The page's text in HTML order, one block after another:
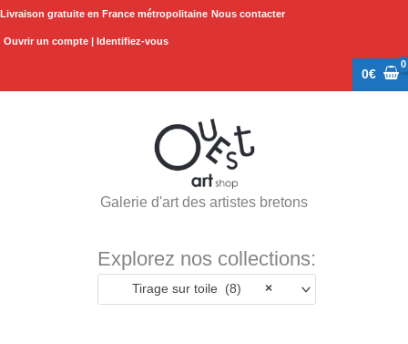
Aller
Livraison gratuite en France métropolitaine Nous contacter
Ouvrir un compte | Identifiez-vous
0€
Galerie d'art des artistes bretons
Explorez nos collections:
×
Tirage sur toile (8)